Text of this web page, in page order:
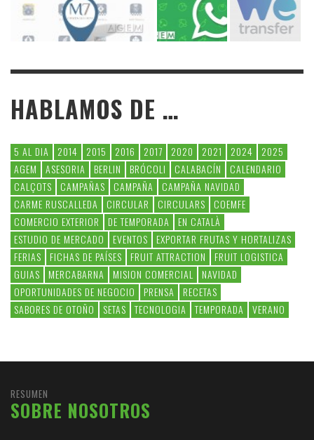
HABLAMOS DE …
5 AL DIA 2014 2015 2016 2017 2020 2021 2024
2025
AGEM
ASESORIA BERLIN BRÓCOLI CALABACÍN
CALENDARIO
CALÇOTS
CAMPAÑAS CAMPAÑA
CAMPAÑA NAVIDAD
CARME RUSCALLEDA
CIRCULAR CIRCULARS
COEMFE
COMERCIO EXTERIOR
DE TEMPORADA
EN CATALÀ
ESTUDIO DE MERCADO
EVENTOS
EXPORTAR FRUTAS Y HORTALIZAS
FERIAS
FICHAS DE PAÍSES FRUIT ATTRACTION
FRUIT LOGISTICA
GUIAS
MERCABARNA MISION COMERCIAL
NAVIDAD
OPORTUNIDADES DE NEGOCIO
PRENSA
RECETAS
SABORES DE OTOÑO
SETAS TECNOLOGIA TEMPORADA VERANO
RESUMEN
SOBRE NOSOTROS